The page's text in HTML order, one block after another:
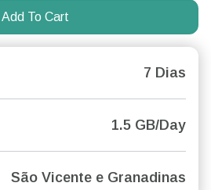
Add To Cart
7 Dias
1.5 GB/Day
São Vicente e Granadinas